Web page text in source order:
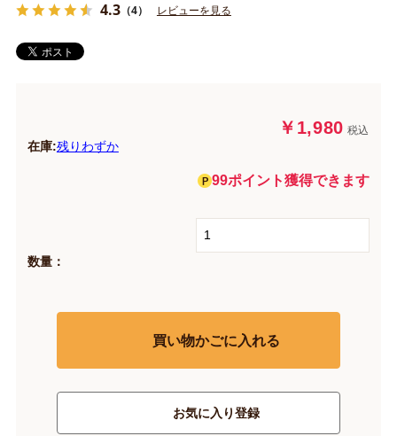
4.3（4） レビューを見る
￥1,980 税込
在庫:残りわずか
99ポイント獲得できます
数量：
買い物かごに入れる
お気に入り登録